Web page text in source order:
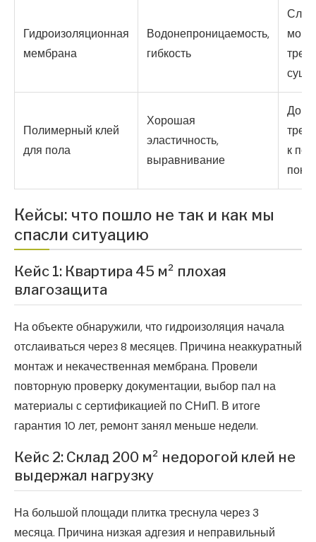
Гидроизоляционная
мембрана
Водонепроницаемость,
гибкость
Полимерный клей
для пола
Хорошая
эластичность,
выравнивание
к
Кейсы: что пошло не так и как мы
спасли ситуацию
Кейс 1: Квартира 45 м² плохая
влагозащита
На объекте обнаружили, что гидроизоляция начала
отслаиваться через 8 месяцев. Причина неаккуратный
монтаж и некачественная мембрана. Провели
повторную проверку документации, выбор пал на
материалы с сертификацией по СНиП. В итоге
гарантия 10 лет, ремонт занял меньше недели.
Кейс 2: Склад 200 м² недорогой клей не
выдержал нагрузку
На большой площади плитка треснула через 3
месяца. Причина низкая адгезия и неправильный